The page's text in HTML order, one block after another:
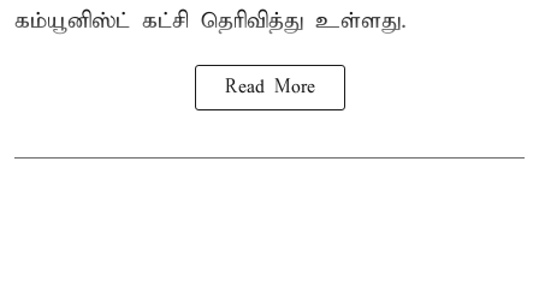
கம்யூனிஸ்ட் கட்சி தெரிவித்து உள்ளது.
Read More